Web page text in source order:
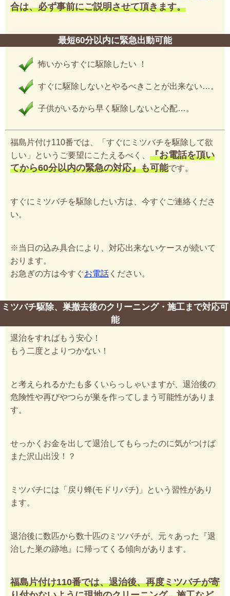
合は、必ず事前にご説明させて頂きます。
最短60分以内に緊急出動可能
怖いからすぐに駆除したい ！
すぐに駆除しないとやるべきことが出来ない…。
子供がいるから早く駆除しないと心配…。
福島片付け110番では、「すぐにミツバチを駆除して欲
しい」というご要望にこたえるべく、 『お電話を頂い
てから60分以内の緊急の対応』も可能です。
すぐにミツバチを駆除したい方は、今すぐご連絡くださ
い。
※当日の込み具合により、対応出来ないケースが続いて
おります。
お急ぎの方は今すぐお電話 ください。
ミツバチ駆除、巣撤去後のクリーニング・施工まで対応可
能
退治をすればもう安心！
もう二度とよりつかない！
と考えられるかたも多くいらっしゃいますが、退治後の
危険性や再びやつらが巣を作ってしまう可能性がありま
す。
せっかくお金を出して退治してもらったのに気がつけば
また沢山出没！？
ミツバチには「戻り蜂(モドリバチ)」という習性があり
ます。
退治後に数匹から数十匹のミツバチが、元々あった『退
治した巣の跡地』に帰ってくる傾向があります。
福島片付け110番では、退治後、再度ミツバチが寄